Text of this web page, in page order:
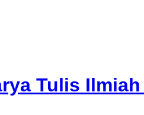
Tulis